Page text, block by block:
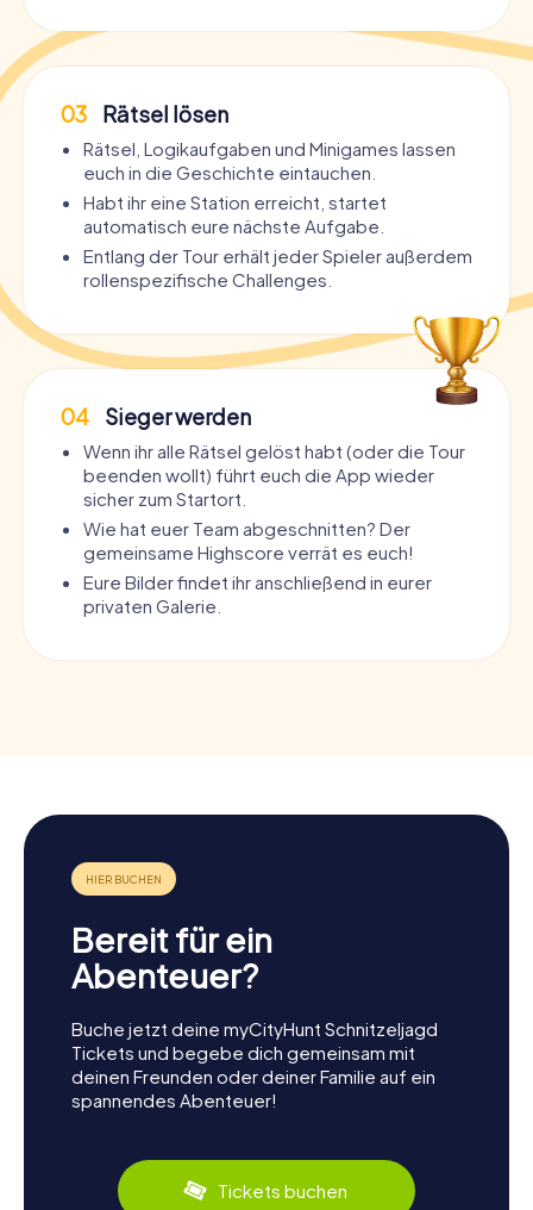
03 Rätsel lösen
Rätsel, Logikaufgaben und Minigames lassen
euch in die Geschichte eintauchen.
Habt ihr eine Station erreicht, startet
automatisch eure nächste Aufgabe.
Entlang der Tour erhält jeder Spieler außerdem
rollenspezifische Challenges.
04 Sieger werden
Wenn ihr alle Rätsel gelöst habt (oder die Tour
beenden wollt) führt euch die App wieder
sicher zum Startort.
Wie hat euer Team abgeschnitten? Der
gemeinsame Highscore verrät es euch!
Eure Bilder findet ihr anschließend in eurer
privaten Galerie.
Bereit für ein
Abenteuer?
Buche jetzt deine myCityHunt Schnitzeljagd
Tickets und begebe dich gemeinsam mit
deinen Freunden oder deiner Familie auf ein
spannendes Abenteuer!
Tickets buchen